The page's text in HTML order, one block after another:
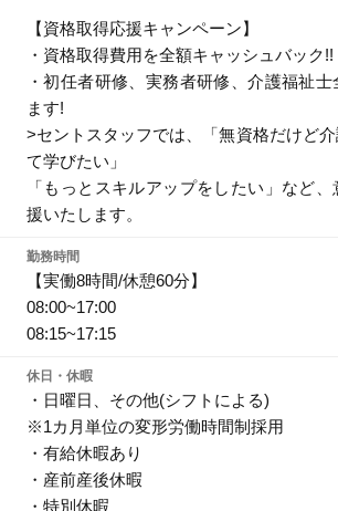
【資格取得応援キャンペーン】
・資格取得費用を全額キャッシュバック!!
・初任者研修、実務者研修、介護福祉
ます!
>セントスタッフでは、「無資格だけど
て学びたい」
「もっとスキルアップをしたい」など
援いたします。
勤務時間
【実働8時間/休憩60分】
08:00~17:00
08:15~17:15
休日・休暇
・日曜日、その他(シフトによる)
※1カ月単位の変形労働時間制採用
・有給休暇あり
・産前産後休暇
・特別休暇